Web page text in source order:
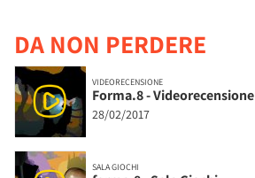
DA NON PERDERE
VIDEORECENSIONE
Forma.8 - Videorecensione
28/02/2017
SALA GIOCHI